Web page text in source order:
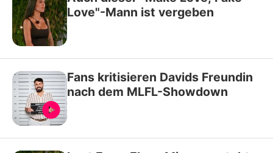
Love"-Mann ist vergeben
Fans kritisieren Davids Freundin
nach dem MLFL-Showdown